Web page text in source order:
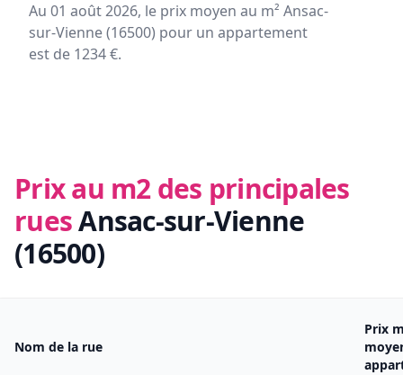
Au 01 août 2026, le prix moyen au m² Ansac-
sur-Vienne (16500) pour un appartement
est de 1234 €.
Prix au m2 des principales
ruesAnsac-sur-Vienne
(16500)
Nom de la rue
Prix